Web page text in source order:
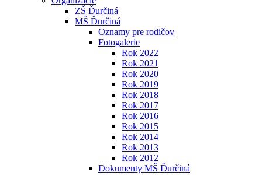
ZŠ Ďurčiná
MŠ Ďurčiná
Oznamy pre rodičov
Fotogalerie
Rok 2022
Rok 2021
Rok 2020
Rok 2019
Rok 2018
Rok 2017
Rok 2016
Rok 2015
Rok 2014
Rok 2013
Rok 2012
Dokumenty MŠ Ďurčiná